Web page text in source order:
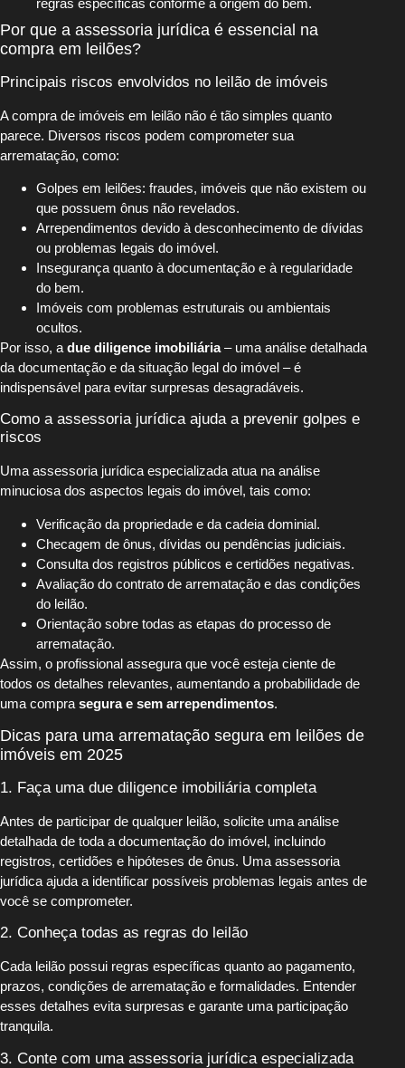
Por que a assessoria jurídica é essencial na
compra em leilões?
Principais riscos envolvidos no leilão de imóveis
A compra de imóveis em leilão não é tão simples quanto
parece. Diversos riscos podem comprometer sua
arrematação, como:
Golpes em leilões: fraudes, imóveis que não existem ou
que possuem ônus não revelados.
Arrependimentos devido à desconhecimento de dívidas
ou problemas legais do imóvel.
Insegurança quanto à documentação e à regularidade
do bem.
Imóveis com problemas estruturais ou ambientais
ocultos.
Por isso, a due diligence imobiliária– uma análise detalhada
da documentação e da situação legal do imóvel – é
indispensável para evitar surpresas desagradáveis.
Como a assessoria jurídica ajuda a prevenir golpes e
riscos
Uma assessoria jurídica especializada atua na análise
minuciosa dos aspectos legais do imóvel, tais como:
Verificação da propriedade e da cadeia dominial.
Checagem de ônus, dívidas ou pendências judiciais.
Consulta dos registros públicos e certidões negativas.
Avaliação do contrato de arrematação e das condições
do leilão.
Orientação sobre todas as etapas do processo de
arrematação.
Assim, o profissional assegura que você esteja ciente de
todos os detalhes relevantes, aumentando a probabilidade de
uma compra segura e sem arrependimentos.
Dicas para uma arrematação segura em leilões de
imóveis em 2025
1. Faça uma due diligence imobiliária completa
Antes de participar de qualquer leilão, solicite uma análise
detalhada de toda a documentação do imóvel, incluindo
registros, certidões e hipóteses de ônus. Uma assessoria
jurídica ajuda a identificar possíveis problemas legais antes de
você se comprometer.
2. Conheça todas as regras do leilão
Cada leilão possui regras específicas quanto ao pagamento,
prazos, condições de arrematação e formalidades. Entender
esses detalhes evita surpresas e garante uma participação
tranquila.
3. Conte com uma assessoria jurídica especializada